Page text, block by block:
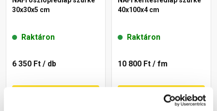
30x30x5 cm
Raktáron
6 350 Ft / db
40x100x4 cm
Raktáron
10 800 Ft / fm
Megnézem